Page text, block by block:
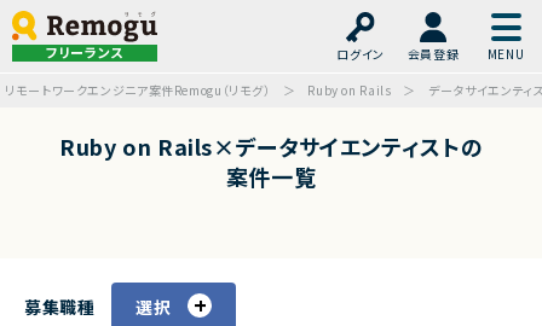
フリーランス ログイン
会員登録
リモートワークエンジニア案件Remogu（リモグ）
Ruby on Rails データサイエンティ
Ruby on Rails×データサイエンティストの
案件一覧
募集職種 選択